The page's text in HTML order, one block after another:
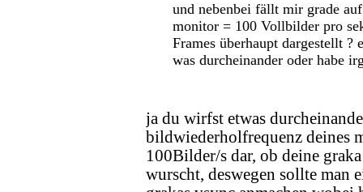
und nebenbei fällt mir grade
monitor = 100 Vollbilder pro
Frames überhaupt dargestellt
was durcheinander oder habe
ja du wirfst etwas
bildwiederholfrequenz deines
100Bilder/s dar, ob deine
wurscht, deswegen sollte man